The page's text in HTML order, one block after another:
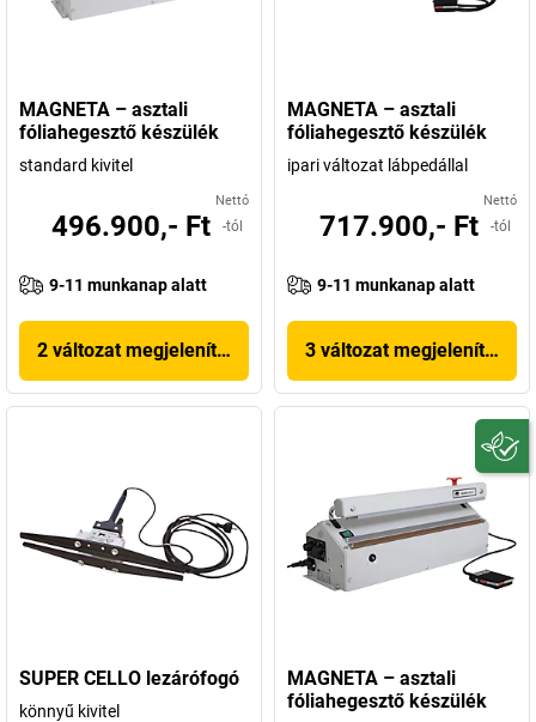
MAGNETA – asztali
fóliahegesztő készülék
standard kivitel
Nettó
496.900,- Ft -tól
9-11 munkanap alatt
2 változat megjelenítése
MAGNETA – asztali
fóliahegesztő készülék
ipari változat lábpedállal
Nettó
717.900,- Ft -tól
9-11 munkanap alatt
3 változat megjelenítése
SUPER CELLO lezárófogó
könnyű kivitel
MAGNETA – asztali
fóliahegesztő készülék